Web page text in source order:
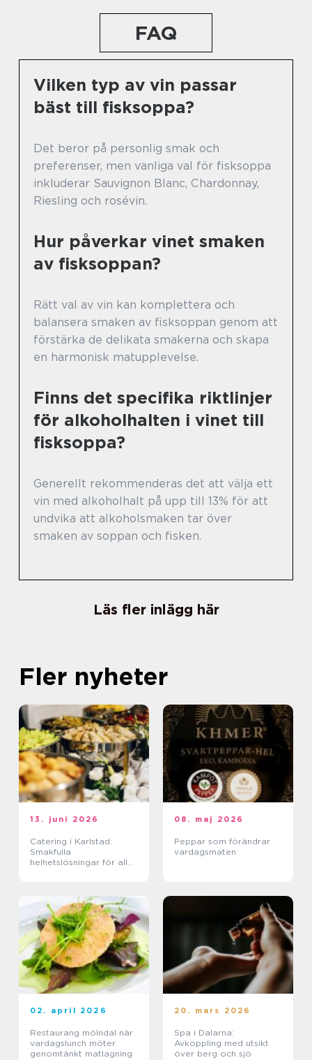
FAQ
Vilken typ av vin passar
bäst till fisksoppa?
Det beror på personlig smak och
preferenser, men vanliga val för fisksoppa
inkluderar Sauvignon Blanc, Chardonnay,
Riesling och rosévin.
Hur påverkar vinet smaken
av fisksoppan?
Rätt val av vin kan komplettera och
balansera smaken av fisksoppan genom att
förstärka de delikata smakerna och skapa
en harmonisk matupplevelse.
Finns det specifika riktlinjer
för alkoholhalten i vinet till
fisksoppa?
Generellt rekommenderas det att välja ett
vin med alkoholhalt på upp till 13% för att
undvika att alkoholsmaken tar över
smaken av soppan och fisken.
Läs fler inlägg här
Fler nyheter
13. juni 2026
Catering i Karlstad:
Smakfulla
helhetslösningar för alla
08. maj 2026
Peppar som förändrar
vardagsmaten
02. april 2026
Restaurang mölndal när
vardagslunch möter
genomtänkt matlagning
20. mars 2026
Spa i Dalarna:
Avkoppling med utsikt
över berg och sjö